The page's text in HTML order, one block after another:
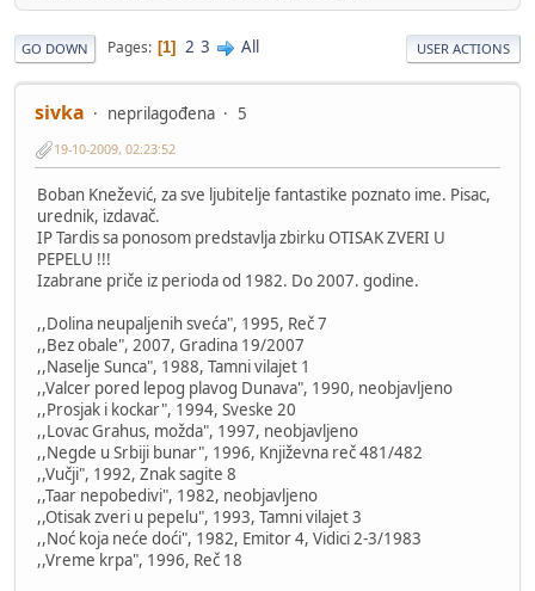
GO DOWN Pages 1 2 3 All USER ACTIONS
sivka neprilagođena 5
19-10-2009, 02:23:52
Boban Knežević, za sve ljubitelje fantastike poznato ime. Pisac,
urednik, izdavač.
IP Tardis sa ponosom predstavlja zbirku OTISAK ZVERI U
PEPELU !!!
Izabrane priče iz perioda od 1982. Do 2007. godine.
,,Dolina neupaljenih sveća", 1995, Reč 7
,,Bez obale", 2007, Gradina 19/2007
,,Naselje Sunca", 1988, Tamni vilajet 1
,,Valcer pored lepog plavog Dunava", 1990, neobjavljeno
,,Prosjak i kockar", 1994, Sveske 20
,,Lovac Grahus, možda", 1997, neobjavljeno
,,Negde u Srbiji bunar", 1996, Književna reč 481/482
,,Vučji", 1992, Znak sagite 8
,,Taar nepobedivi", 1982, neobjavljeno
,,Otisak zveri u pepelu", 1993, Tamni vilajet 3
,,Noć koja neće doći", 1982, Emitor 4, Vidici 2-3/1983
,,Vreme krpa", 1996, Reč 18